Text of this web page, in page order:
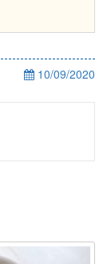
10/09/2020